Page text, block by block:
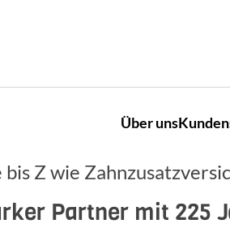
Über uns
Z wie
Partner mit 225